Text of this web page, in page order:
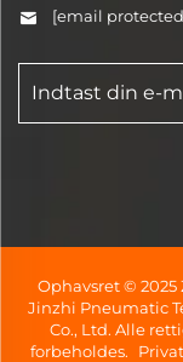
[email
Ophavsret © 2025
Jinzhi Pneumatic
Co., Ltd. Alle
forbeholdes.